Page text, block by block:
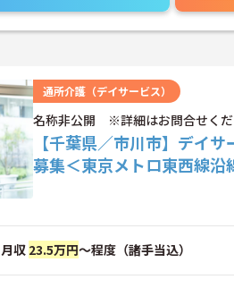
通所介護（デイサービス）
名称非公開 ※詳細はお問合せくだ
【千葉県／市川市】デイ
募集＜東京メトロ東西線沿
月収 23.5万円～程度（諸手当込）